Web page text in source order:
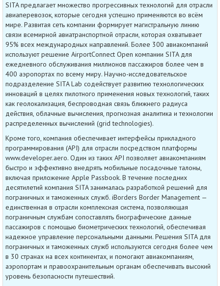
SITA предлагает множество прогрессивных технологий для отрасли
авиаперевозок, которые сегодня успешно применяются во всём
мире. Развитая сеть компании формирует магистральную линию
связи всемирной авиатранспортной отрасли, которая охватывает
95% всех международных направлений. Более 300 авиакомпаний
используют решение AirportConnect Open компании SITA для
ежедневного обслуживания миллионов пассажиров более чем в
400 аэропортах по всему миру. Научно-исследовательское
подразделение SITA Lab содействует развитию технологических
инноваций в целях пилотного применения новых технологий, таких
как геолокализация, беспроводная связь ближнего радиуса
действия, облачные вычисления, прогнозная аналитика и технологии
распределенных вычислений (grid technologies).
Кроме того, компания обеспечивает интерфейсы прикладного
программирования (API) для отрасли посредством платформы
www.developer.aero. Один из таких API позволяет авиакомпаниям
быстро и эффективно внедрять мобильные посадочные талоны,
включая приложение Apple Passbook. В течение последних
десятилетий компания SITA занималась разработкой решений для
пограничных и таможенных служб. iBorders Border Management —
единственная в отрасли комплексная система, позволяющая
пограничным службам сопоставлять биографические данные
пассажиров с помощью биометрических технологий, обеспечивая
надежное управление персональными данными. Решения SITA для
пограничных и таможенных служб используются сегодня более чем
в 30 странах на всех континентах, и помогают авиакомпаниям,
аэропортам и правоохранительным органам обеспечивать высокий
уровень безопасности путешествий.